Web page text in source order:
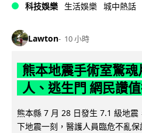
科技娛樂 生活娛樂 城中熱話
Lawton 10 小時
熊本地震手術室驚
人、逃生門 網民讚
熊本縣 7 月 28 日發生 7.1 級地
下地震一刻，醫護人員臨危不亂